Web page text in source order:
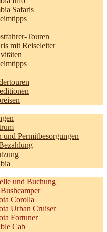
Safaris
Touren
mit Reiseleiter
und Permitbesorgungen
und Buchung
Corolla
Urban Cruiser
Fortuner
Cab